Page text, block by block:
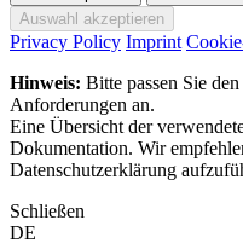
Privacy Policy Imprint
Hinweis: Bitte passen Sie
Anforderungen an.
Eine Übersicht der
Dokumentation. Wir
Datenschutzerklärung
Schließen
DE